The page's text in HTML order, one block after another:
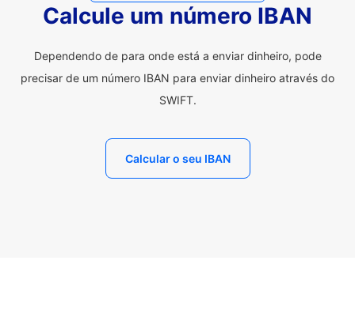
Calcule um número IBAN
Dependendo de para onde está a enviar dinheiro, pode
precisar de um número IBAN para enviar dinheiro através do
SWIFT.
Calcular o seu IBAN